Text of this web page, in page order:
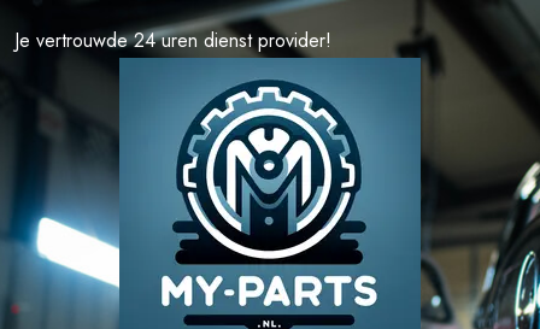
naarJe vertrouwde 24 uren dienst provider!